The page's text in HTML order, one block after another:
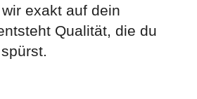
exakt auf dein
Qualität, die du